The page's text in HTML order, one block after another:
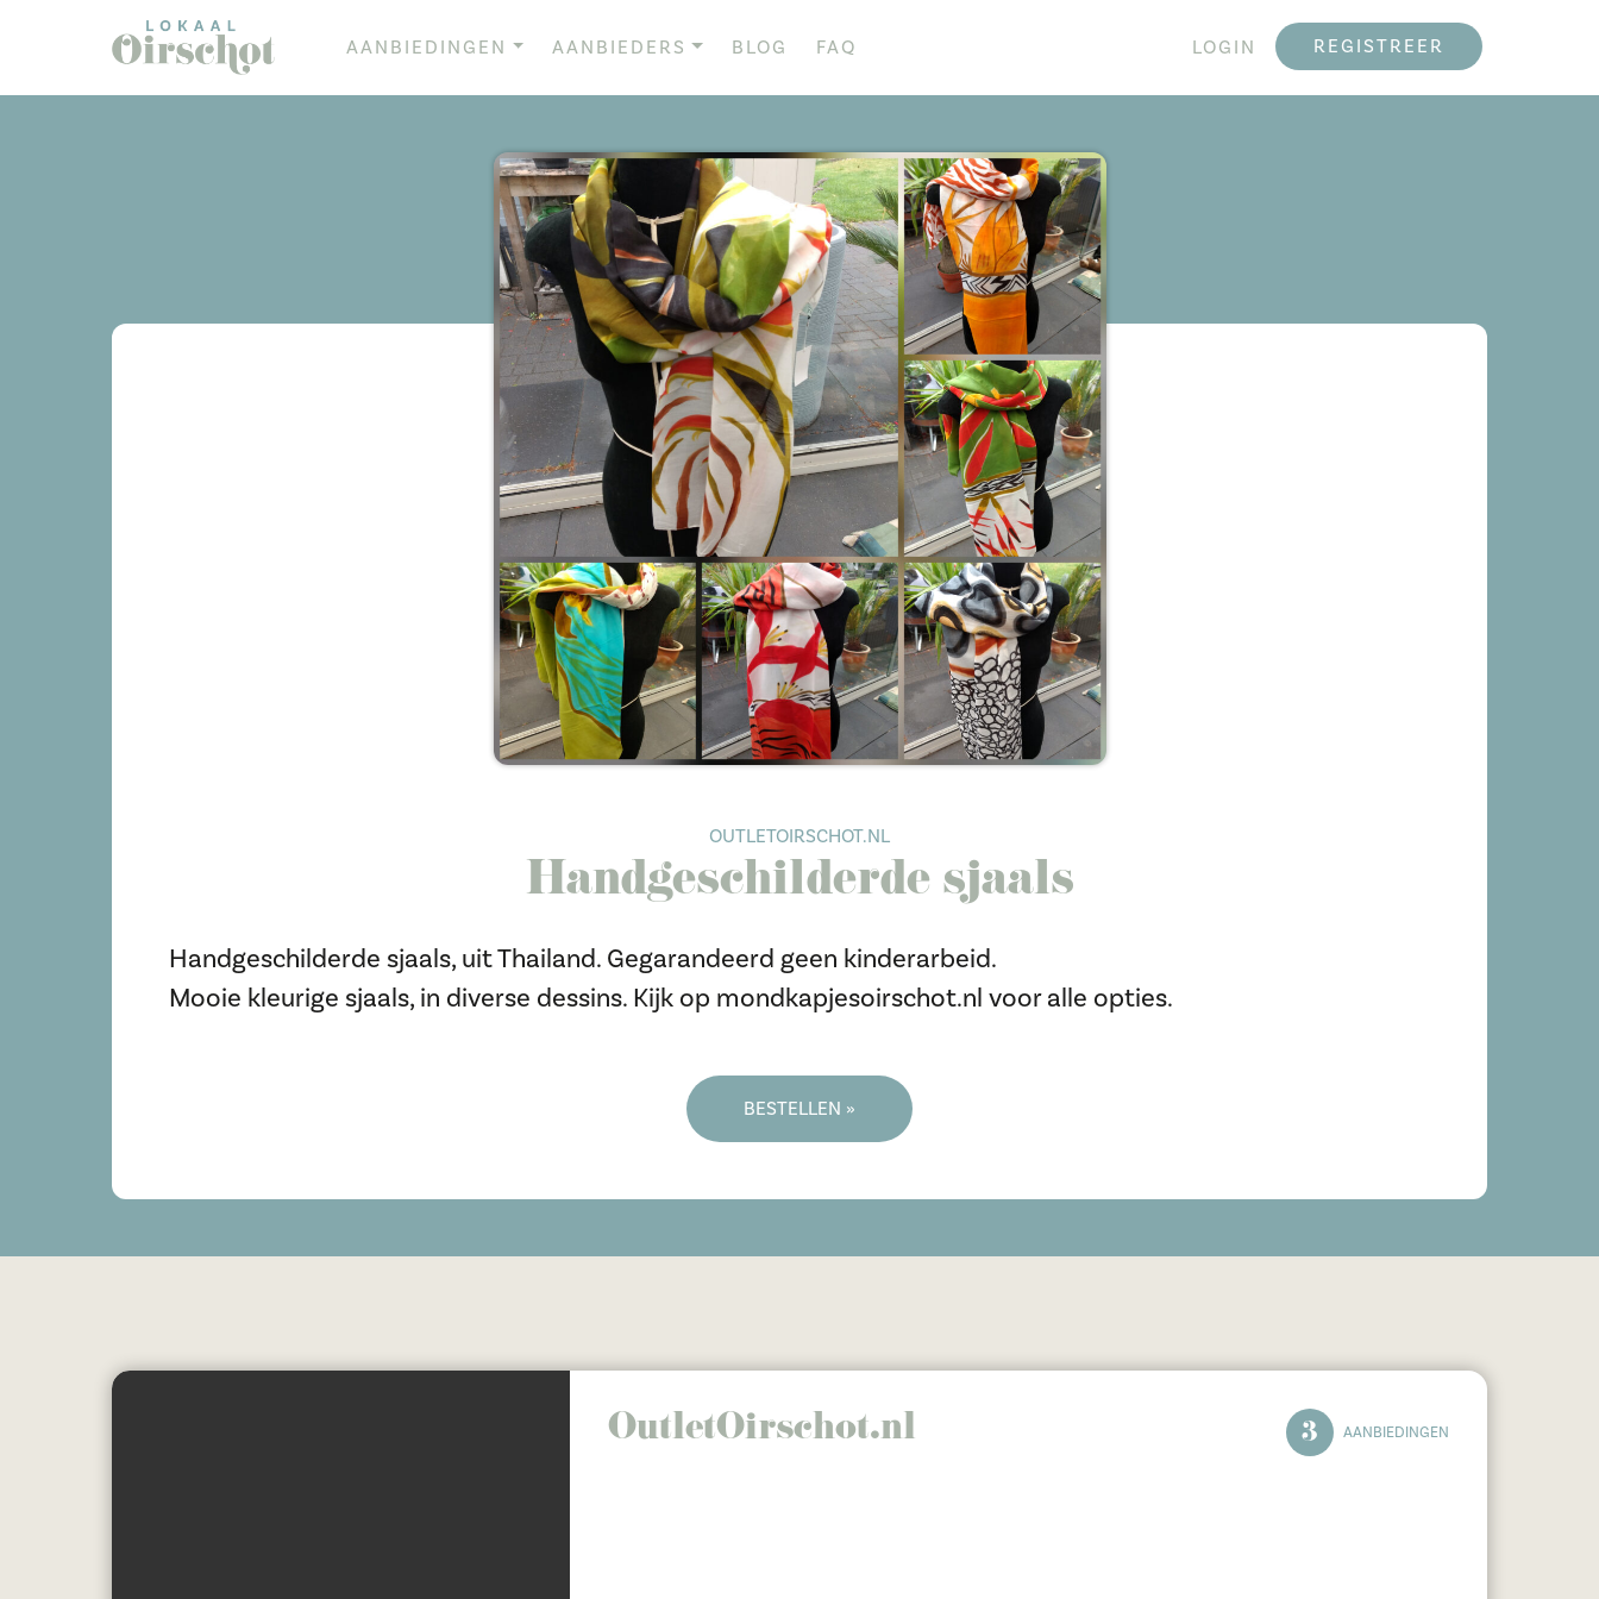
AANBIEDINGEN AANBIEDERS BLOG FAQ LOGIN REGISTREER
OUTLETOIRSCHOT.NL
Handgeschilderde sjaals
Handgeschilderde sjaals, uit Thailand. Gegarandeerd geen kinderarbeid.
Mooie kleurige sjaals, in diverse dessins. Kijk op mondkapjesoirschot.nl voor alle opties.
BESTELLEN »
OutletOirschot.nl 3 AANBIEDINGEN